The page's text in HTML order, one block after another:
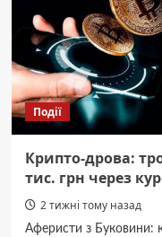
міськради
Події
Крипто-дрова:
тис. грн через
2 тижні тому назад
Аферисти з Буковини: